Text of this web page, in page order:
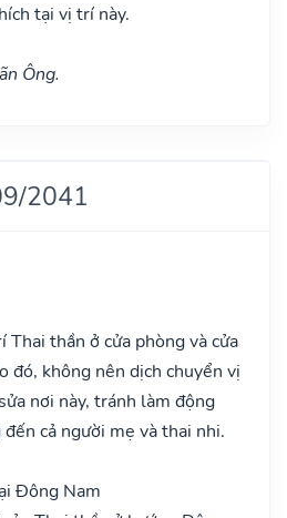
tại vị trí này.
Ông.
2041
Thai thần ở cửa phòng và cửa
đó, không nên dịch chuyển vị
nơi này, tránh làm động
cả người mẹ và thai nhi.
Đông Nam